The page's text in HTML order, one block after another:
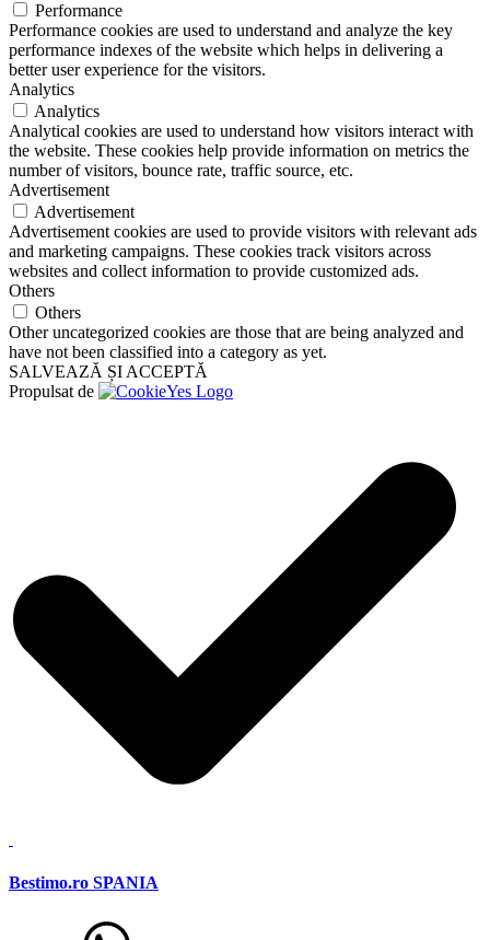
Performance
Performance cookies are used to understand and analyze the key
performance indexes of the website which helps in delivering a
better user experience for the visitors.
Analytics
Analytics
Analytical cookies are used to understand how visitors interact with
the website. These cookies help provide information on metrics the
number of visitors, bounce rate, traffic source, etc.
Advertisement
Advertisement
Advertisement cookies are used to provide visitors with relevant ads
and marketing campaigns. These cookies track visitors across
websites and collect information to provide customized ads.
Others
Others
Other uncategorized cookies are those that are being analyzed and
have not been classified into a category as yet.
SALVEAZĂ ȘI ACCEPTĂ
Propulsat de
Bestimo.ro SPANIA